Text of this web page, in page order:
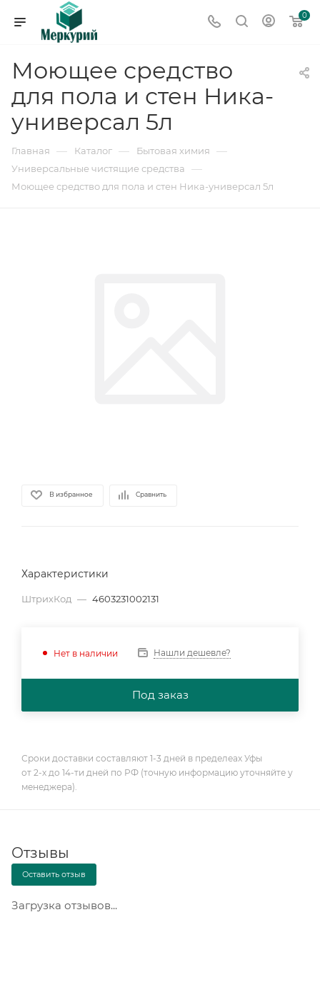
0
Моющее средство
для пола и стен Ника-
универсал 5л
Главная — Каталог — Бытовая химия —
Универсальные чистящие средства —
Моющее средство для пола и стен Ника-универсал 5л
В избранное Сравнить
Характеристики
ШтрихКод — 4603231002131
Нет в наличии Нашли дешевле?
Под заказ
Сроки доставки составляют 1-3 дней в пределеах Уфы
от 2-х до 14-ти дней по РФ (точную информацию уточняйте у
менеджера).
Отзывы
Оставить отзыв
Загрузка отзывов...